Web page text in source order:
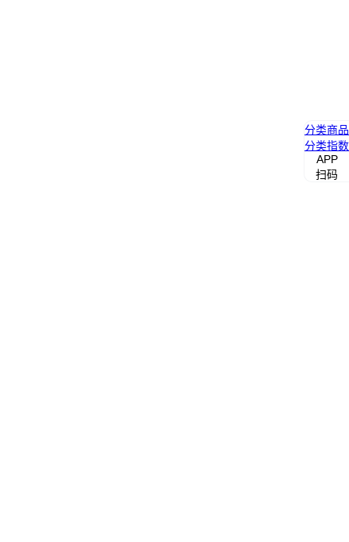
分类商品
分类指数
APP
扫码